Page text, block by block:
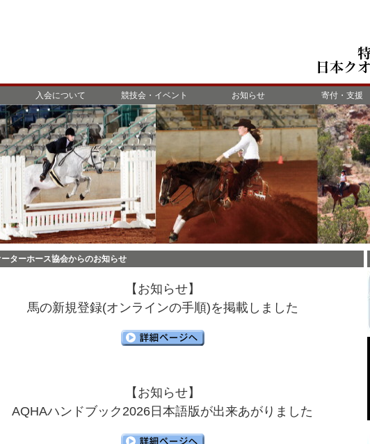
入会について 競技会・イベント お知らせ 寄付・支援
ターホース協会からのお知らせ
【お知らせ】
馬の新規登録(オンラインの手順)を掲載しました
【お知らせ】
AQHAハンドブック2026日本語版が出来あがりました